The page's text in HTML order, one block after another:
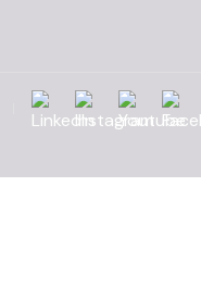
LinkedinInstagramYouTube